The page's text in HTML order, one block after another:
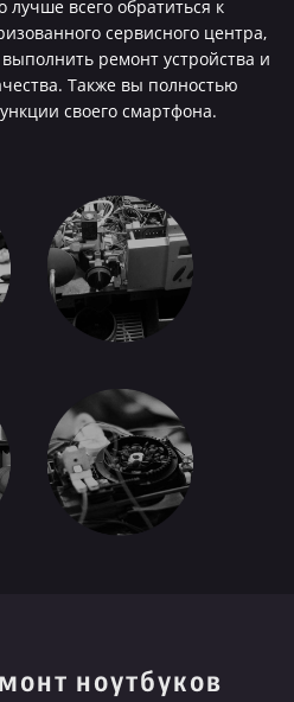
лучше всего обратиться к
сервисного центра,
ремонт устройства и
Также вы полностью
своего смартфона.
ноутбуков